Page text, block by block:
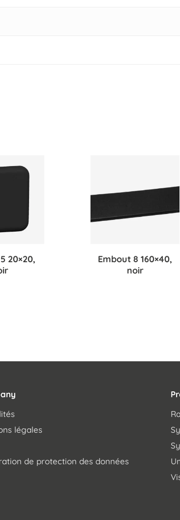
20×20,
Embout 8 160×40,
noir
légales
de protection des données